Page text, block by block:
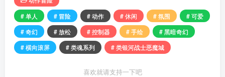
# 单人
# 冒险 # 动作 # 休闲 # 氛围
# 可爱
# 奇幻
# 放松 # 控制器 # 手绘
# 黑暗奇幻
# 横向滚屏
# 类魂系列 # 类银河战士恶魔城
喜欢就请支持一下吧